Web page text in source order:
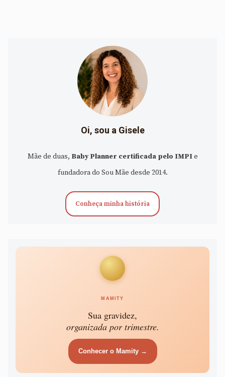
Oi, sou a Gisele
Mãe de duas, Baby Planner certificada pelo IMPIe
fundadora do Sou Mãe desde 2014.
Conheça minha história
MAMITY
Sua gravidez,
organizada por trimestre.
Conhecer o Mamity →